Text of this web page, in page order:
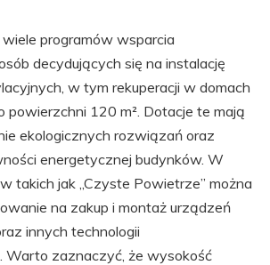
programów wsparcia
decydujących się na instalację
w tym rekuperacji w domach
powierzchni 120 m². Dotacje te mają
ekologicznych rozwiązań oraz
energetycznej budynków. W
takich jak „Czyste Powietrze” można
na zakup i montaż urządzeń
innych technologii
Warto zaznaczyć, że wysokość